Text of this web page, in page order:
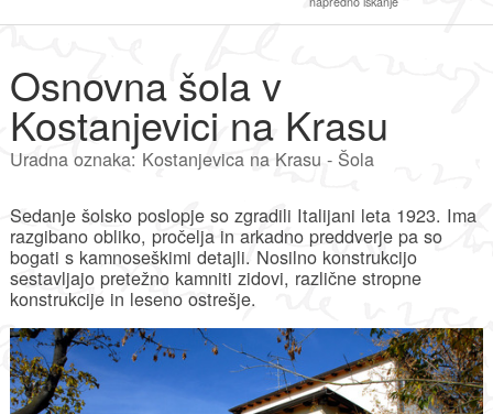
Osnovna šola v
Kostanjevici na Krasu
Uradna oznaka: Kostanjevica na Krasu - Šola
Sedanje šolsko poslopje so zgradili Italijani leta 1923. Ima
razgibano obliko, pročelja in arkadno preddverje pa so
bogati s kamnoseškimi detajli. Nosilno konstrukcijo
sestavljajo pretežno kamniti zidovi, različne stropne
konstrukcije in leseno ostrešje.